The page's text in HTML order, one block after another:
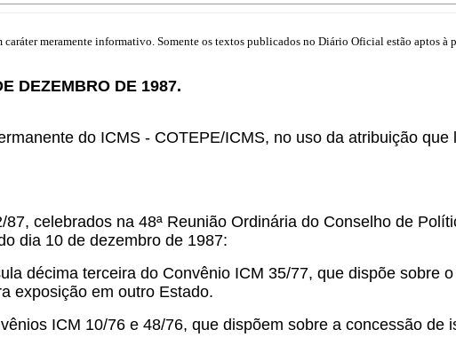
caráter meramente informativo. Somente os textos publicados no Diário Oficial estão aptos à
DEZEMBRO DE 1987.
do ICMS - COTEPE/ICMS, no uso da atribuição
celebrados na 48ª Reunião Ordinária do Conselho de
dia 10 de dezembro de 1987:
décima terceira do Convênio ICM 35/77, que dispõe sobre
exposição em outro Estado.
ICM 10/76 e 48/76, que dispõem sobre a concessão